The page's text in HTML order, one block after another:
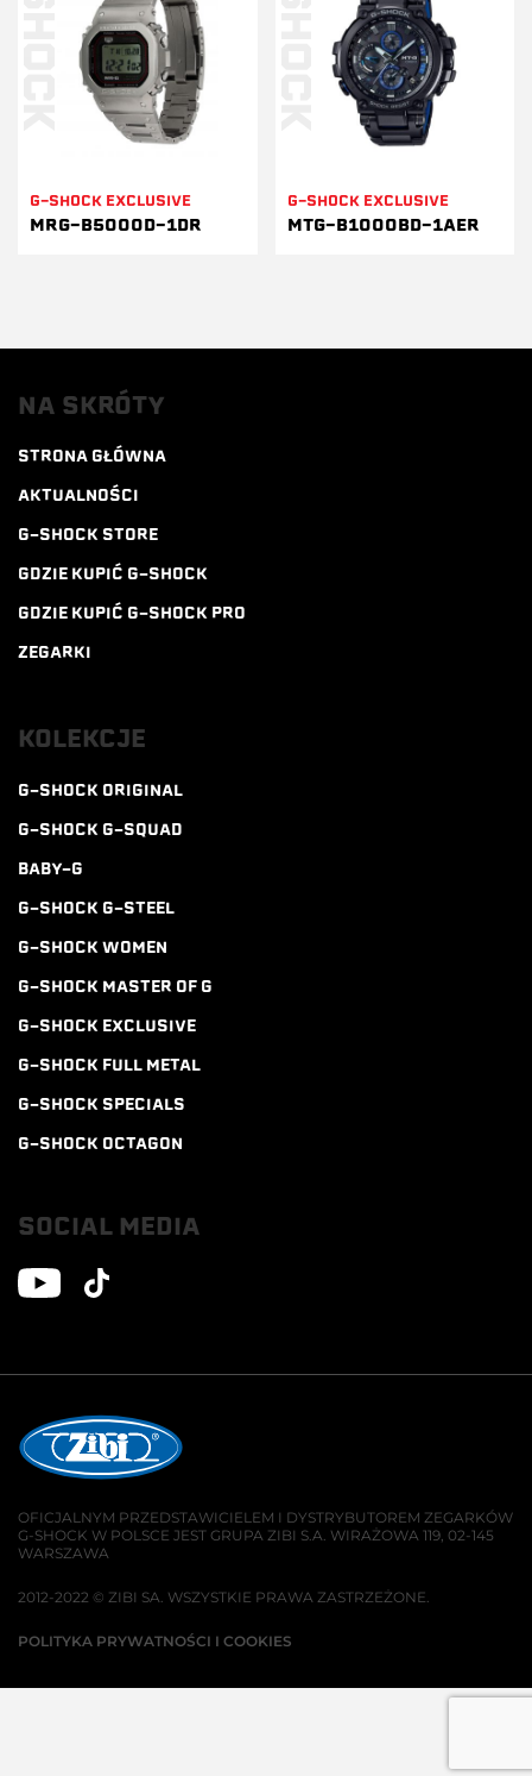
G-SHOCK EXCLUSIVE
MRG-B5000D-1DR
G-SHOCK EXCLUSIVE
MTG-B1000BD-1AER
NA SKRÓTY
STRONA GŁÓWNA
AKTUALNOŚCI
G-SHOCK STORE
GDZIE KUPIĆ G-SHOCK
GDZIE KUPIĆ G-SHOCK PRO
ZEGARKI
KOLEKCJE
G-SHOCK ORIGINAL
G-SHOCK G-SQUAD
BABY-G
G-SHOCK G-STEEL
G-SHOCK WOMEN
G-SHOCK MASTER OF G
G-SHOCK EXCLUSIVE
G-SHOCK FULL METAL
G-SHOCK SPECIALS
G-SHOCK OCTAGON
SOCIAL MEDIA
OFICJALNYM PRZEDSTAWICIELEM I DYSTRYBUTOREM ZEGARKÓW
G-SHOCK W POLSCE JEST GRUPA ZIBI S.A. WIRAŻOWA 119, 02-145
WARSZAWA
2012-2022 © ZIBI SA. WSZYSTKIE PRAWA ZASTRZEŻONE.
POLITYKA PRYWATNOŚCI I COOKIES